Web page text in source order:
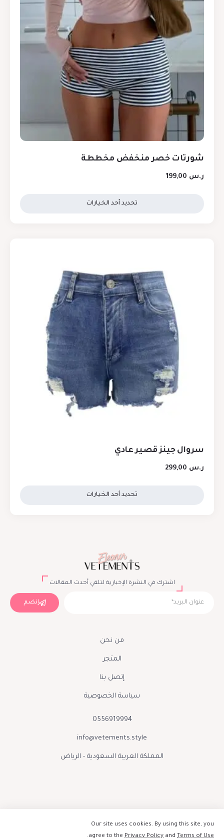
شورتات خصر منخفض مخططة
ر.س
تحديد أحد الخيارات
سروال جينز قصير عادي
ر.س
تحديد أحد الخيارات
اشترك في النشرة الإخبارية لتلقي أحدث المقالات
إنضم
من نحن
المتجر
إتصل بنا
سياسة الخصوصية
0556919994
info@vetements.style
المملكة العربية السعودية - الرياض
Our site uses cookies. By using this site, you
agree to the Privacy Policy and Terms of Use
.